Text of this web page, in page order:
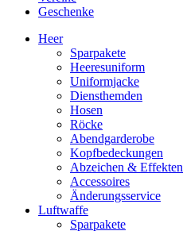
Geschenke
Heer
Sparpakete
Heeresuniform
Uniformjacke
Diensthemden
Hosen
Röcke
Abendgarderobe
Kopfbedeckungen
Abzeichen & Effekten
Accessoires
Änderungsservice
Luftwaffe
Sparpakete